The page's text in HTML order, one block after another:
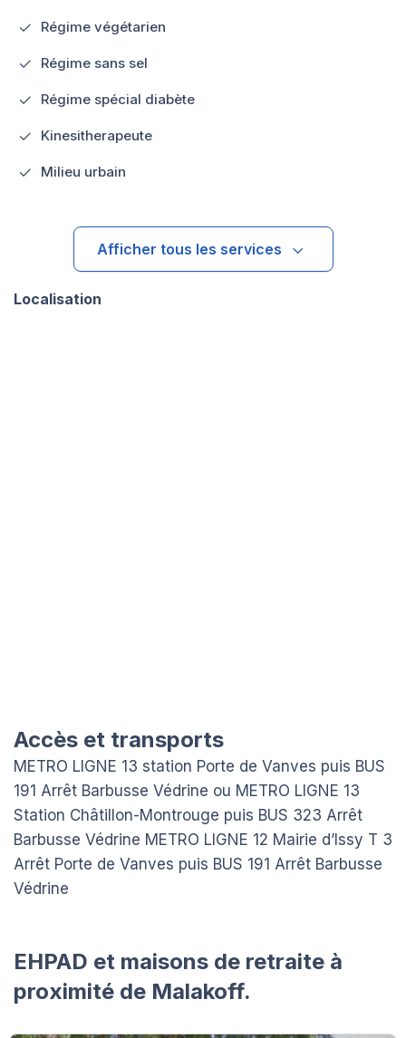
Régime végétarien
Régime sans sel
Régime spécial diabète
Kinesitherapeute
Milieu urbain
Afficher tous les services
Localisation
Accès et transports
METRO LIGNE 13 station Porte de Vanves puis BUS
191 Arrêt Barbusse Védrine ou METRO LIGNE 13
Station Châtillon-Montrouge puis BUS 323 Arrêt
Barbusse Védrine METRO LIGNE 12 Mairie d’Issy T 3
Arrêt Porte de Vanves puis BUS 191 Arrêt Barbusse
Védrine
EHPAD et maisons de retraite à
proximité de Malakoff.